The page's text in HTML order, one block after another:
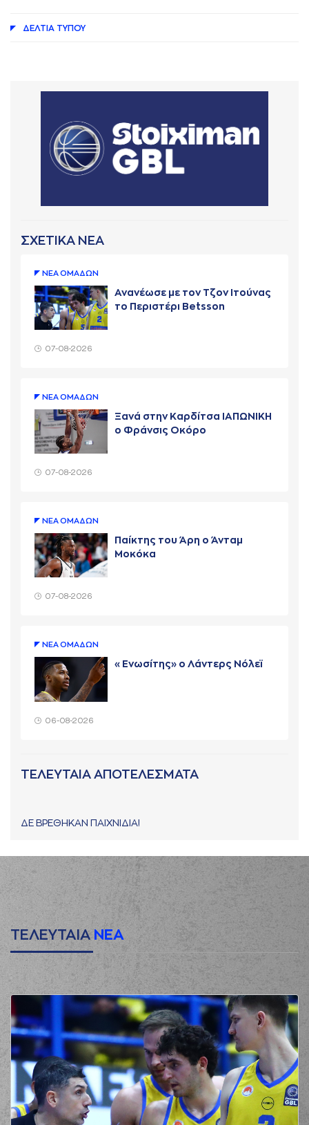
ΔΕΛΤΙA ΤΥΠΟΥ
ΣΧΕΤΙΚΑ ΝΕΑ
ΝΕA ΟΜAΔΩΝ
Ανανέωσε με τον Τζον Ιτούνας
το Περιστέρι Betsson
07-08-2026
ΝΕA ΟΜAΔΩΝ
Ξανά στην Καρδίτσα ΙΑΠΩΝΙΚΗ
ο Φράνσις Οκόρο
07-08-2026
ΝΕA ΟΜAΔΩΝ
Παίκτης του Άρη ο Άνταμ
Μοκόκα
07-08-2026
ΝΕA ΟΜAΔΩΝ
«Ενωσίτης» ο Λάντερς Νόλεϊ
06-08-2026
ΤΕΛΕΥΤΑΙΑ ΑΠΟΤΕΛΕΣΜΑΤΑ
ΔΕ ΒΡΕΘΗΚΑΝ ΠΑΙΧΝΙΔΙΑ!
ΤΕΛΕΥΤΑΙΑ ΝΕΑ